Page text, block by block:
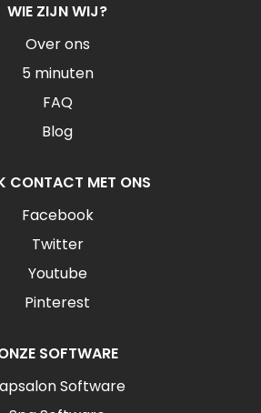
WIE ZIJN WIJ?
Over ons
5 minuten
FAQ
Blog
CONTACT MET ONS
Facebook
Twitter
Youtube
Pinterest
SOFTWARE
Software